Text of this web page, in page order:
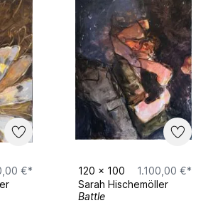
€*
120 x 100
1.100,00 €*
Sarah Hischemöller
Battle